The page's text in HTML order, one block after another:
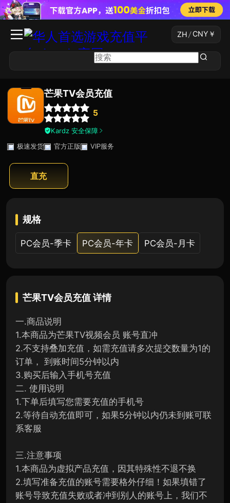
ZH/ CNY ￥
芒果TV会员充值
5
Kardz 安全保障
极速发货
官方正版 VIP服务
直充
规格
PC会员-季卡 PC会员-年卡 PC会员-月卡
芒果TV会员充值详情
一.商品说明
1.本商品为芒果TV视频会员 账号直冲
2.不支持叠加充值，如需充值请多次提交数量为1的
订单， 到账时间5分钟以内
3.购买后输入手机号充值
二. 使用说明
1.下单后填写您需要充值的手机号
2.等待自动充值即可，如果5分钟以内仍未到账可联
系客服
三.注意事项
1.本商品为虚拟产品充值，因其特殊性不退不换
2.填写准备充值的账号需要格外仔细！如果填错了
账号导致充值失败或者冲到别人的账号上，我们不